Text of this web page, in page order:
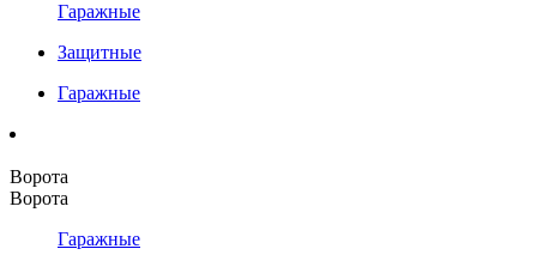
Гаражные
Защитные
Гаражные
Ворота
Ворота
Гаражные